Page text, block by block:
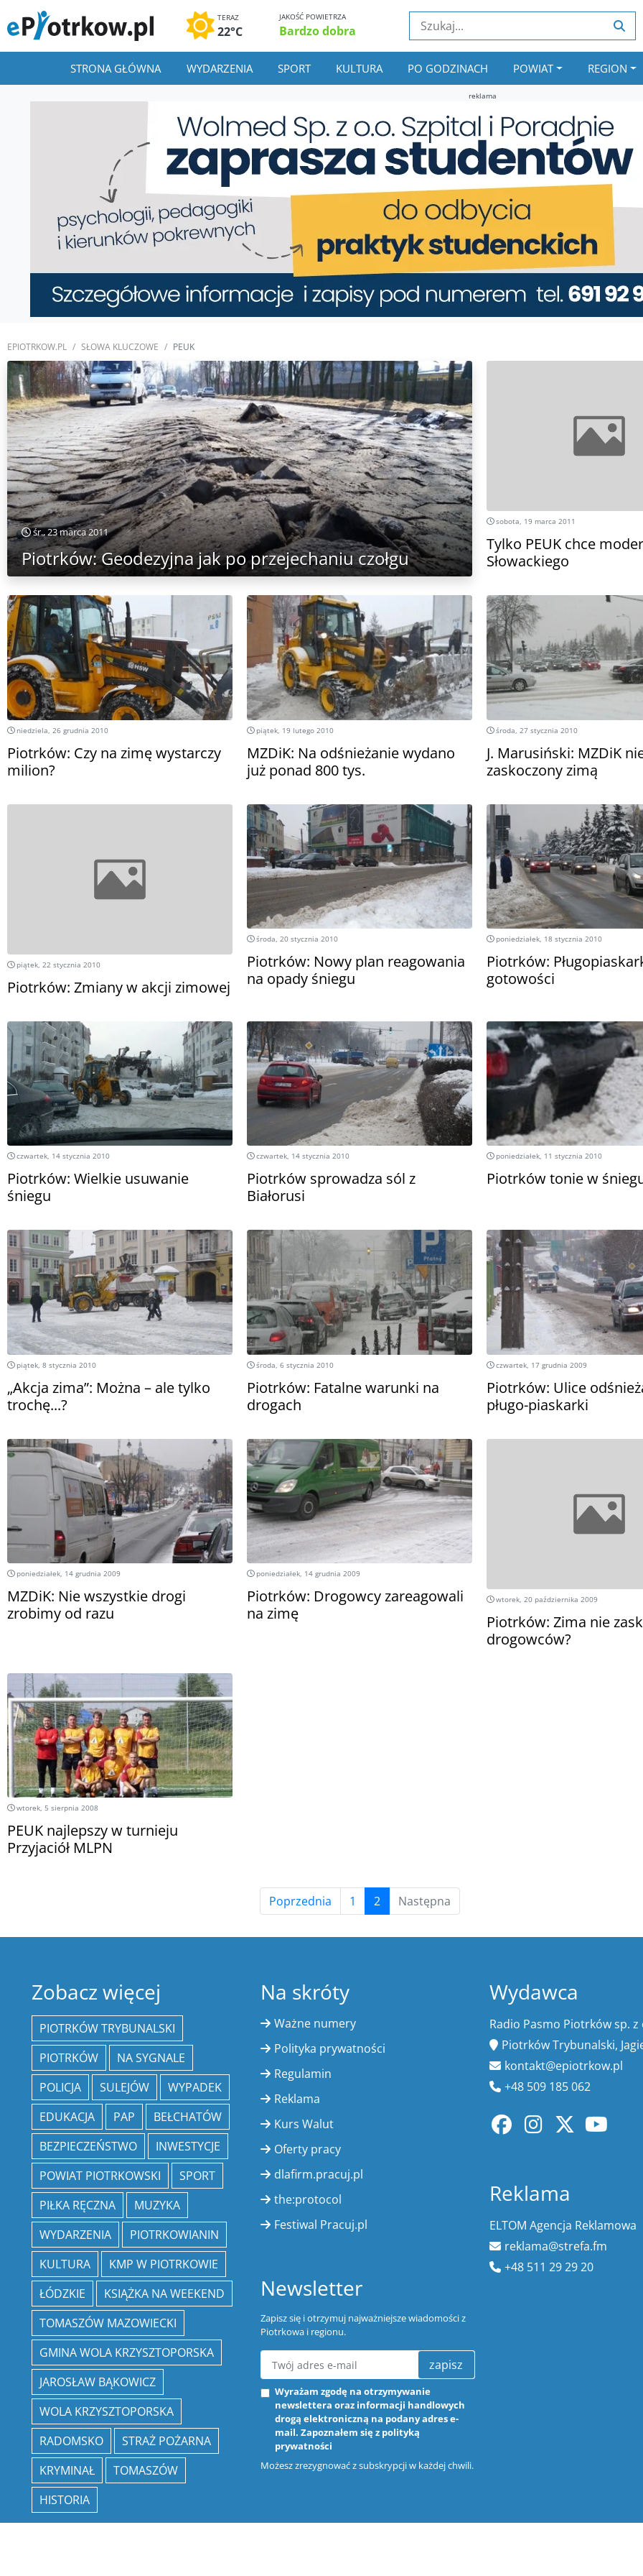
TERAZ
22°C
JAKOŚĆ POWIETRZA
Bardzo dobra
STRONA GŁÓWNA WYDARZENIA SPORT KULTURA PO GODZINACH POWIAT REGION
reklama
EPIOTRKOW.PL SŁOWA KLUCZOWE PEUK
śr., 23 marca 2011
Piotrków: Geodezyjna jak po przejechaniu czołgu
sobota, 19 marca 2011
Tylko PEUK chce
Słowackiego
niedziela, 26 grudnia 2010
Piotrków: Czy na zimę wystarczy
milion?
piątek, 19 lutego 2010
MZDiK: Na odśnieżanie wydano
już ponad 800 tys.
środa, 27 stycznia 2010
J. Marusiński: MZDiK
zaskoczony zimą
piątek, 22 stycznia 2010
Piotrków: Zmiany w akcji zimowej
środa, 20 stycznia 2010
Piotrków: Nowy plan reagowania
na opady śniegu
poniedziałek, 18 stycznia 2010
Piotrków:
gotowości
czwartek, 14 stycznia 2010
Piotrków: Wielkie usuwanie
śniegu
czwartek, 14 stycznia 2010
Piotrków sprowadza sól z
Białorusi
poniedziałek, 11 stycznia 2010
Piotrków tonie w
piątek, 8 stycznia 2010
„Akcja zima”: Można – ale tylko
trochę...?
środa, 6 stycznia 2010
Piotrków: Fatalne warunki na
drogach
czwartek, 17 grudnia 2009
Piotrków: Ulice
pługo-piaskarki
poniedziałek, 14 grudnia 2009
MZDiK: Nie wszystkie drogi
zrobimy od razu
poniedziałek, 14 grudnia 2009
Piotrków: Drogowcy zareagowali
na zimę
wtorek, 20 października 2009
Piotrków: Zima nie
drogowców?
wtorek, 5 sierpnia 2008
PEUK najlepszy w turnieju
Przyjaciół MLPN
Poprzednia 1 2(current)
Następna
Zobacz więcej
PIOTRKÓW TRYBUNALSKI
PIOTRKÓW
NA SYGNALE
POLICJA
SULEJÓW
WYPADEK
EDUKACJA
PAP
BEŁCHATÓW
BEZPIECZEŃSTWO
INWESTYCJE
POWIAT PIOTRKOWSKI
SPORT
PIŁKA RĘCZNA
MUZYKA
WYDARZENIA
PIOTRKOWIANIN
KULTURA
KMP W PIOTRKOWIE
ŁÓDZKIE
KSIĄŻKA NA WEEKEND
TOMASZÓW MAZOWIECKI
GMINA WOLA KRZYSZTOPORSKA
JAROSŁAW BĄKOWICZ
WOLA KRZYSZTOPORSKA
RADOMSKO
STRAŻ POŻARNA
KRYMINAŁ
TOMASZÓW
HISTORIA
Na skróty
Ważne numery
Polityka prywatności
Regulamin
Reklama
Kurs Walut
Oferty pracy
dlafirm.pracuj.pl
the:protocol
Festiwal Pracuj.pl
Newsletter
Zapisz się i otrzymuj najważniejsze wiadomości z
Piotrkowa i regionu.
zapisz
Wyrażam zgodę na otrzymywanie
newslettera oraz informacji handlowych
drogą elektroniczną na podany adres e-
mail. Zapoznałem się z polityką
prywatności
Możesz zrezygnować z subskrypcji w każdej chwili.
Wydawca
Radio Pasmo Piotrków sp. z
Piotrków Trybunalski,
kontakt@epiotrkow.pl
+48 509 185 062
Reklama
ELTOM Agencja Reklamowa
reklama@strefa.fm
+48 511 29 29 20